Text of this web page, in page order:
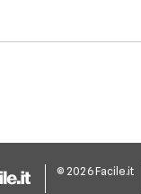
© 2026 Facile.it